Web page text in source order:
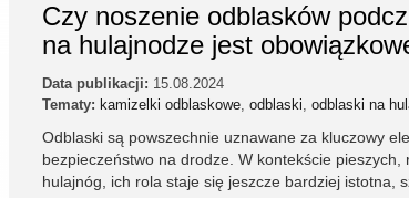
Czy noszenie odblasków
na hulajnodze jest
Data publikacji: 15.08.2024
Tematy: kamizelki odblaskowe,odblaski,odblaski na
Odblaski są powszechnie uznawane za kluczowy
bezpieczeństwo na drodze. W kontekście pieszych,
hulajnóg, ich rola staje się jeszcze bardziej istotna,